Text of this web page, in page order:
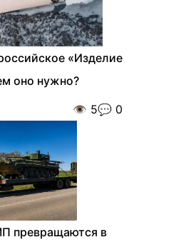
«Изделие
оно нужно?
👁️ 5💬 0
превращаются в